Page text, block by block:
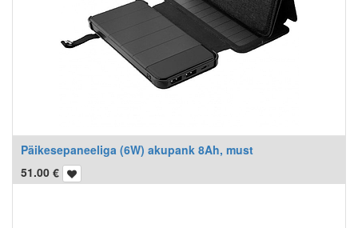
Päikesepaneeliga (6W) akupank 8Ah, must
51.00 €